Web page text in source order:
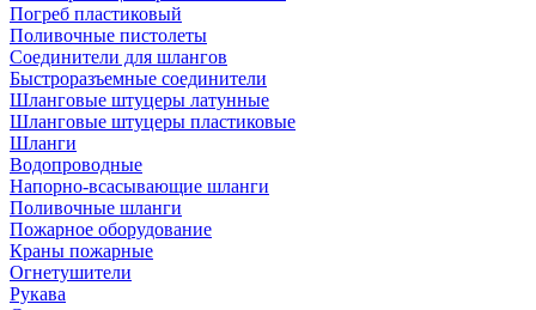
Погреб пластиковый
Поливочные пистолеты
Соединители для шлангов
Быстроразъемные соединители
Шланговые штуцеры латунные
Шланговые штуцеры пластиковые
Шланги
Водопроводные
Напорно-всасывающие шланги
Поливочные шланги
Пожарное оборудование
Краны пожарные
Огнетушители
Рукава